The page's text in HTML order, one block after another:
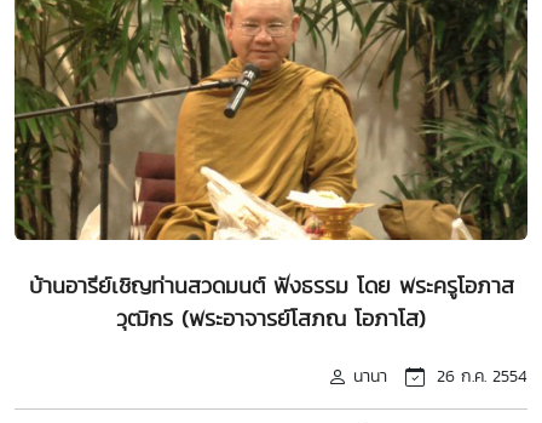
บ้านอารีย์เชิญท่านสวดมนต์ ฟังธรรม โดย พระครูโอภาส
วุฒิกร (พระอาจารย์โสภณ โอภาโส)
นานา 26 ก.ค. 2554